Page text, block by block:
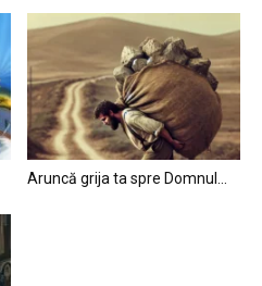
Aruncă grija ta spre Domnul…